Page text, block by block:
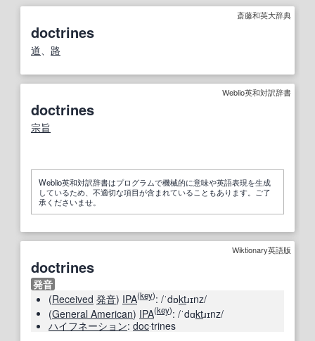
斎藤和英大辞典
doctrines
道、 路
Weblio英和対訳辞書
doctrines
宗旨
Weblio英和対訳辞書はプログラムで機械的に意味や英語表現を生成
しているため、不適切な項目が含まれていることもあります。ご了
承くださいませ。
Wiktionary英語版
doctrines
発音
(Received 発音) IPA(key): /ˈdɒktɹɪnz/
(General American) IPA(key): /ˈdɑktɹɪnz/
ハイフネーション: doc‧trines